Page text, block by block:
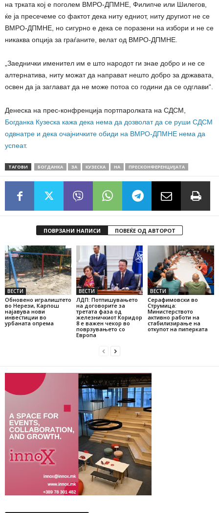
на трката кој е поголем ВМРО-ДПМНЕ, Филипче или Шилегов,
ќе ја пресечеме со фактот дека ниту едниот, ниту другиот не се
ВМРО-ДПМНЕ, но сигурно е дека се поразени на избори и не се
никаква опција за граѓаните, велат од ВМРО-ДПМНЕ.
„Заеднички именител им е што народот ги знае добро и не се
алтернатива, ниту можат да направат нешто добро за државата,
освен да ја заглават да не може потоа со години да се одглави“.
Денеска на прес-конфренција портпаролката на СДСМ,
Богданка Кузеска кажа дека нема да дозволат да се руши СДСМ
одвнатре и дека очајничките обиди на ВМРО-ДПМНЕ нема да
успеат.
ТАГОВИ БОГДАНКА ЗА КУЗЕСКА НА ПРЕСКОНФЕРЕНЦИЈАТА
ПОВРЗАНИ НАПИСИ ПОВЕЌЕ ОД АВТОРОТ
ВЕСТИ
Обновено игралиштето
во Нерези, Карпош
најавува нови
инвестиции во
урбаната опрема
ВЕСТИ
ЛДП: Потпишувањето
на договорите за
третата фаза од
железничкиот Коридор
8 е важен чекор во
поврзувањето со
Европа
ВЕСТИ
Серафимовски во
Струмица:
Министерството
активно работи на
стабилизирање на
откупот на пиперката